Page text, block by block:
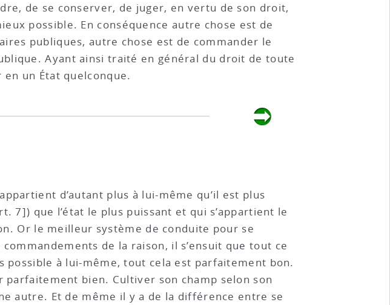
de se conserver, de juger, en vertu de son droit,
possible. En conséquence autre chose est de
publiques, autre chose est de commander le
Ayant ainsi traité en général du droit de toute
un État quelconque.
d’autant plus à lui-même qu’il est plus
7]) que l’état le plus puissant et qui s’appartient le
Or le meilleur système de conduite pour se
de la raison, il s’ensuit que tout ce
possible à lui-même, tout cela est parfaitement bon.
parfaitement bien. Cultiver son champ selon son
autre. Et de même il y a de la différence entre se